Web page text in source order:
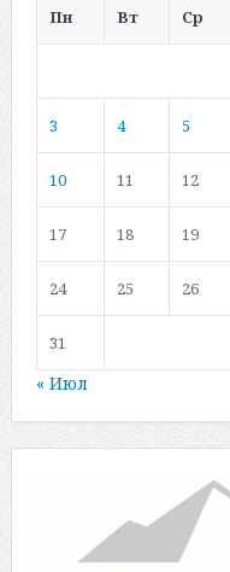
Пн
Вт Ср
3 4 5
10 11 12
17 18 19
24 25 26
31
« Июл